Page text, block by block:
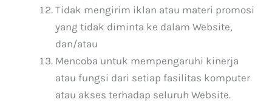
Tidak mengirim iklan atau materi promosi
yang tidak diminta ke dalam Website,
dan/atau
Mencoba untuk mempengaruhi kinerja
atau fungsi dari setiap fasilitas komputer
atau akses terhadap seluruh Website.